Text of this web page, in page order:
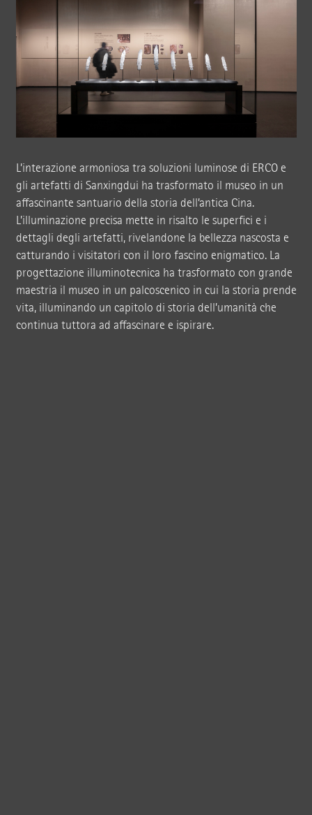
L’interazione armoniosa tra soluzioni luminose di ERCO e
gli artefatti di Sanxingdui ha trasformato il museo in un
affascinante santuario della storia dell’antica Cina.
L’illuminazione precisa mette in risalto le superfici e i
dettagli degli artefatti, rivelandone la bellezza nascosta e
catturando i visitatori con il loro fascino enigmatico. La
progettazione illuminotecnica ha trasformato con grande
maestria il museo in un palcoscenico in cui la storia prende
vita, illuminando un capitolo di storia dell’umanità che
continua tuttora ad affascinare e ispirare.